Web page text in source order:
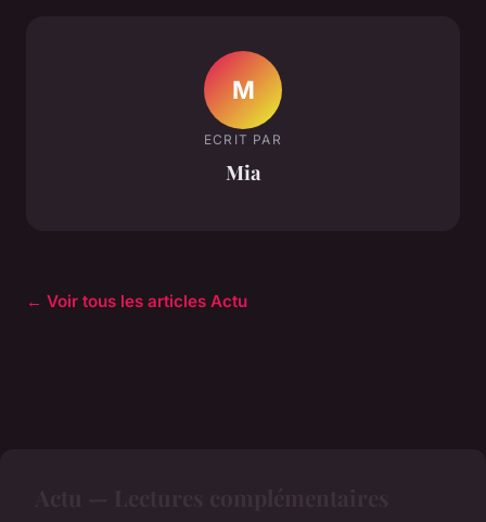
M
ECRIT PAR
Mia
← Voir tous les articles Actu